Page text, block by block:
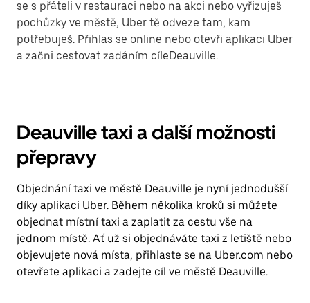
se s přáteli v restauraci nebo na akci nebo vyřizuješ
pochůzky ve městě, Uber tě odveze tam, kam
potřebuješ. Přihlas se online nebo otevři aplikaci Uber
a začni cestovat zadáním cíleDeauville.
Deauville taxi a další možnosti
přepravy
Objednání taxi ve městě Deauville je nyní jednodušší
díky aplikaci Uber. Během několika kroků si můžete
objednat místní taxi a zaplatit za cestu vše na
jednom místě. Ať už si objednáváte taxi z letiště nebo
objevujete nová místa, přihlaste se na Uber.com nebo
otevřete aplikaci a zadejte cíl ve městě Deauville.